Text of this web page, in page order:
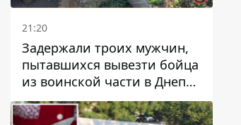
21:20
Задержали троих мужчин,
пытавшихся вывезти бойца
из воинской части в Днепр
за 7 тысяч долларов: среди
них был врач